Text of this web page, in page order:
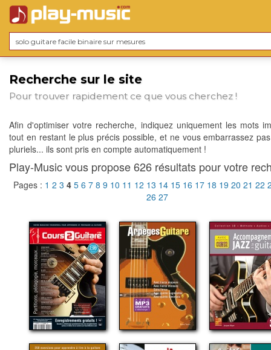
Recherche sur le site
Pour trouver rapidement ce que vous cherchez !
Afin d'optimiser votre recherche, indiquez uniquement les mots
tout en restant le plus précis possible, et ne vous embarrassez
pluriels... ils sont pris en compte automatiquement !
Play-Music vous propose 626 résultats pour votre
Pages : 1 2 3 4 5 6 7 8 9 10 11 12 13 14 15 16 17 18 19 20 21 22
26 27